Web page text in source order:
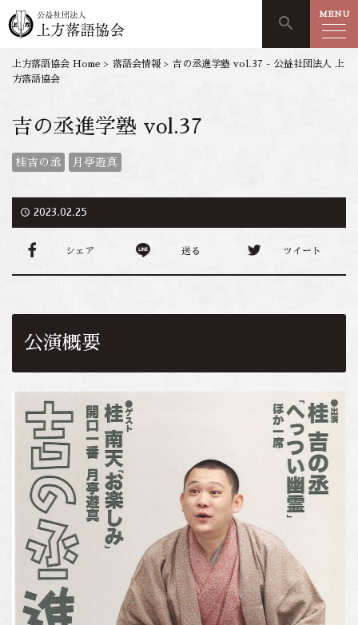
search MENU
上方落語協会 Home > 落語会情報 > 吉の丞進学塾 vol.37 - 公益社団法人 上
方落語協会
吉の丞進学塾 vol.37
桂吉の丞 月亭遊真
access_time 2023.02.25
シェア 送る ツイート
公演概要